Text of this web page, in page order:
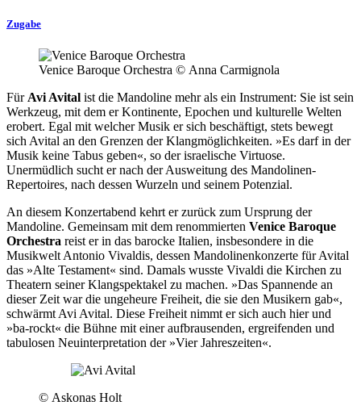
Zugabe
Venice Baroque Orchestra © Anna Carmignola
Für Avi Avital ist die Mandoline mehr als ein Instrument: Sie ist sein
Werkzeug, mit dem er Kontinente, Epochen und kulturelle Welten
erobert. Egal mit welcher Musik er sich beschäftigt, stets bewegt
sich Avital an den Grenzen der Klangmöglichkeiten. »Es darf in der
Musik keine Tabus geben«, so der israelische Virtuose.
Unermüdlich sucht er nach der Ausweitung des Mandolinen-
Repertoires, nach dessen Wurzeln und seinem Potenzial.
An diesem Konzertabend kehrt er zurück zum Ursprung der
Mandoline. Gemeinsam mit dem renommierten Venice Baroque
Orchestra reist er in das barocke Italien, insbesondere in die
Musikwelt Antonio Vivaldis, dessen Mandolinenkonzerte für Avital
das »Alte Testament« sind. Damals wusste Vivaldi die Kirchen zu
Theatern seiner Klangspektakel zu machen. »Das Spannende an
dieser Zeit war die ungeheure Freiheit, die sie den Musikern gab«,
schwärmt Avi Avital. Diese Freiheit nimmt er sich auch hier und
»ba-rockt« die Bühne mit einer aufbrausenden, ergreifenden und
tabulosen Neuinterpretation der »Vier Jahreszeiten«.
© Askonas Holt